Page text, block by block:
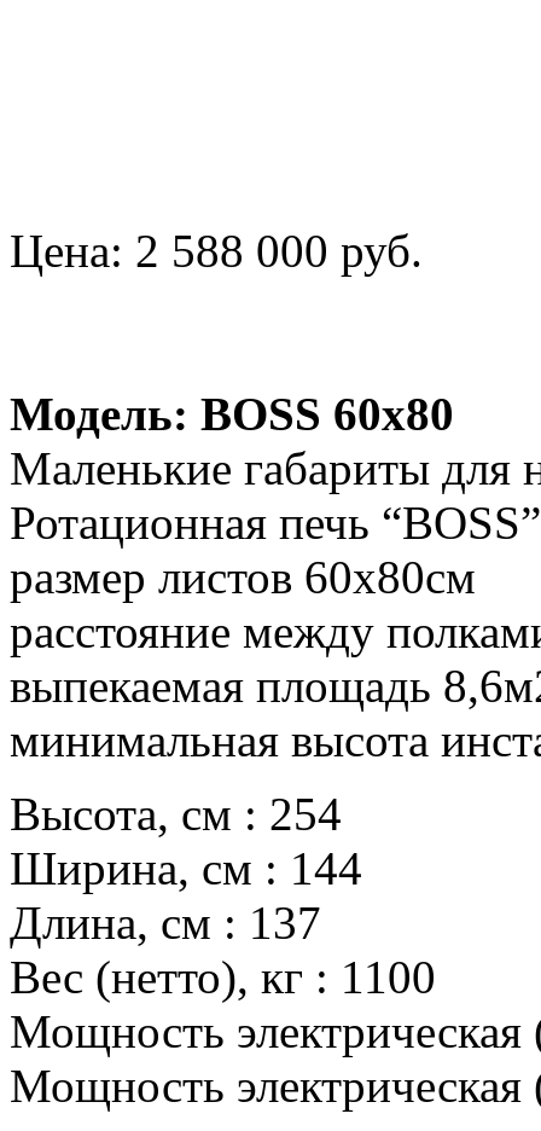
Цена: 2 588 000 руб.
Модель: BOSS 60x80
Маленькие габариты для
Ротационная печь
размер листов 60х80см
расстояние между
выпекаемая площадь
минимальная высота
Высота, см : 254
Ширина, cм : 144
Длина, cм : 137
Вес (нетто), кг : 1100
Мощность электрическая
Мощность электрическая